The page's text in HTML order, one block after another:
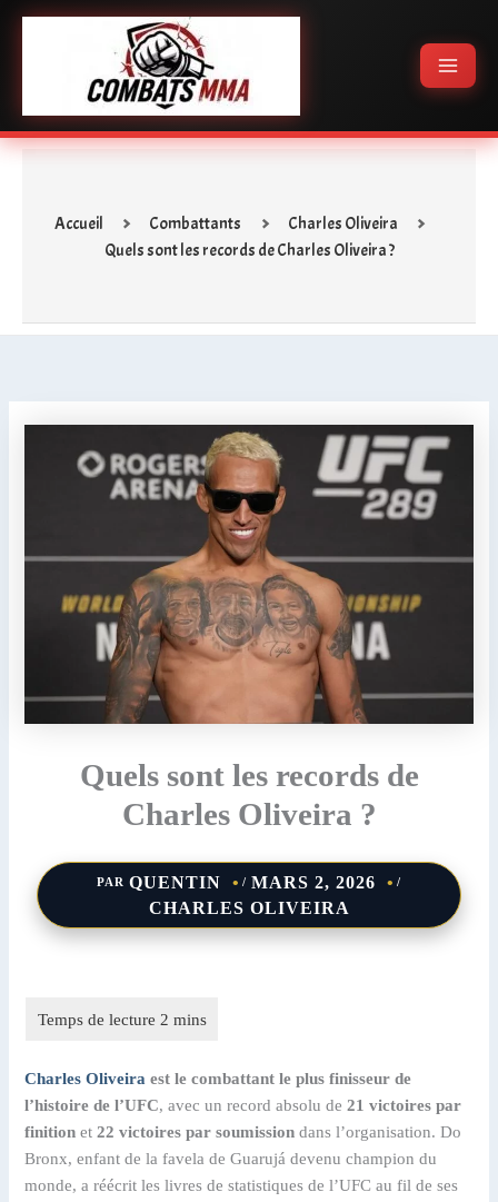
Aller
Menu
Accueil Combattants
Charles Oliveira
Quels sont les records de Charles Oliveira ?
Quels sont les records de
Charles Oliveira ?
PAR QUENTIN / MARS 2, 2026 /
CHARLES OLIVEIRA
Charles Oliveiraest le combattant le plus finisseur de
l’histoire de l’UFC, avec un record absolu de21 victoires par
finition et22 victoires par soumission dans l’organisation. Do
Bronx, enfant de la favela de Guarujá devenu champion du
monde, a réécrit les livres de statistiques de l’UFC au fil de ses